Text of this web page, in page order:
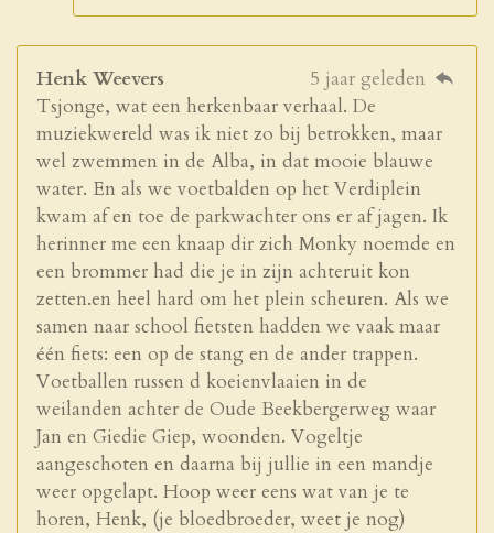
Henk Weevers
5 jaar geleden
Tsjonge, wat een herkenbaar verhaal. De
muziekwereld was ik niet zo bij betrokken, maar
wel zwemmen in de Alba, in dat mooie blauwe
water. En als we voetbalden op het Verdiplein
kwam af en toe de parkwachter ons er af jagen. Ik
herinner me een knaap dir zich Monky noemde en
een brommer had die je in zijn achteruit kon
zetten.en heel hard om het plein scheuren. Als we
samen naar school fietsten hadden we vaak maar
één fiets: een op de stang en de ander trappen.
Voetballen russen d koeienvlaaien in de
weilanden achter de Oude Beekbergerweg waar
Jan en Giedie Giep, woonden. Vogeltje
aangeschoten en daarna bij jullie in een mandje
weer opgelapt. Hoop weer eens wat van je te
horen, Henk, (je bloedbroeder, weet je nog)